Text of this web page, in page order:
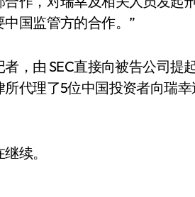
国监管方的合作。”
，由 SEC直接向被告公司提
代理了5位中国投资者向瑞幸
续。